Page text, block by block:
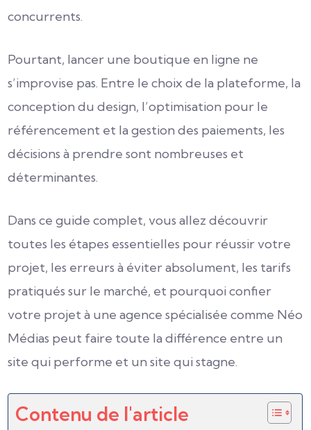
concurrents.
Pourtant, lancer une boutique en ligne ne
s’improvise pas. Entre le choix de la plateforme, la
conception du design, l’optimisation pour le
référencement et la gestion des paiements, les
décisions à prendre sont nombreuses et
déterminantes.
Dans ce guide complet, vous allez découvrir
toutes les étapes essentielles pour réussir votre
projet, les erreurs à éviter absolument, les tarifs
pratiqués sur le marché, et pourquoi confier
votre projet à une agence spécialisée comme Néo
Médias peut faire toute la différence entre un
site qui performe et un site qui stagne.
Contenu de l'article